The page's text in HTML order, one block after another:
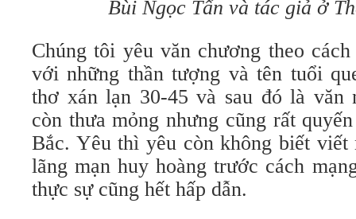
Bùi Ngọc Tấn và tác giả ở
Chúng tôi yêu văn chương theo
với những thần tượng và tên tuổi
thơ xán lạn 30-45 và sau đó là văn
còn thưa mỏng nhưng cũng rất
Bắc. Yêu thì yêu còn không biết viết
lãng mạn huy hoàng trước cách
thực sự cũng hết hấp dẫn.